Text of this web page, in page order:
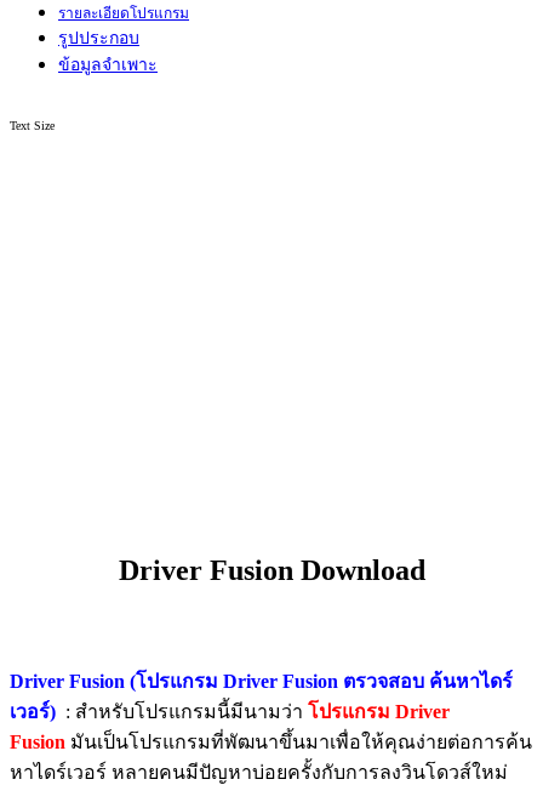
รายละเอียดโปรแกรม
รูปประกอบ
ข้อมูลจำเพาะ
Text Size
Driver Fusion Download
Driver Fusion (โปรแกรม Driver Fusion ตรวจสอบ ค้นหาไดร์
เวอร์) : สำหรับโปรแกรมนี้มีนามว่า โปรแกรม Driver
Fusion มันเป็นโปรแกรมที่พัฒนาขึ้นมาเพื่อให้คุณง่ายต่อการค้น
หาไดร์เวอร์ หลายคนมีปัญหาบ่อยครั้งกับการลงวินโดวส์ใหม่